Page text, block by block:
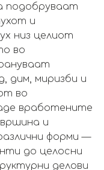
подобруваат
и
низ целиот
во
дим, миризби и
во
вработените
и
форми —
до целосни
делови